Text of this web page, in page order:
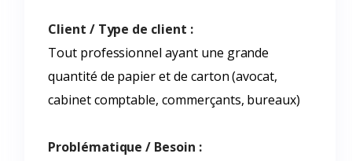
Client / Type de client :
Tout professionnel ayant une grande
quantité de papier et de carton (avocat,
cabinet comptable, commerçants, bureaux)
Problématique / Besoin :